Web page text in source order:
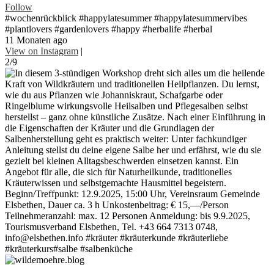
Follow
#wochenrückblick #happylatesummer #happylatesummervibes
#plantlovers #gardenlovers #happy #herbalife #herbal
11 Monaten ago
View on Instagram |
2/9